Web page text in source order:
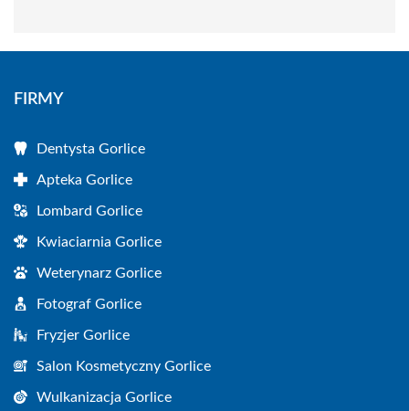
FIRMY
Dentysta Gorlice
Apteka Gorlice
Lombard Gorlice
Kwiaciarnia Gorlice
Weterynarz Gorlice
Fotograf Gorlice
Fryzjer Gorlice
Salon Kosmetyczny Gorlice
Wulkanizacja Gorlice